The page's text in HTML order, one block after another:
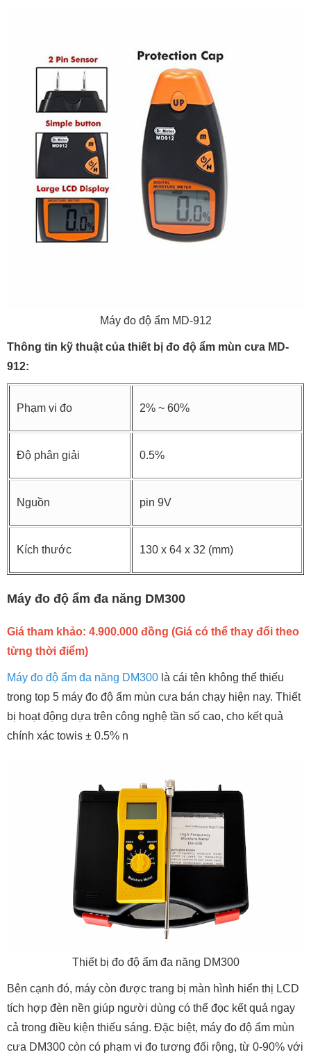
Máy đo độ ẩm MD-912
Thông tin kỹ thuật của thiết bị đo độ ẩm mùn cưa MD-
912:
Phạm vi đo 2% ~ 60%
Độ phân giải 0.5%
Nguồn pin 9V
Kích thước 130 x 64 x 32 (mm)
Máy đo độ ẩm đa năng DM300
Giá tham khảo: 4.900.000 đồng (Giá có thể thay đổi theo
từng thời điểm)
Máy đo độ ẩm đa năng DM300 là cái tên không thể thiếu
trong top 5 máy đo độ ẩm mùn cưa bán chạy hiện nay. Thiết
bị hoạt động dựa trên công nghệ tần số cao, cho kết quả
chính xác towis ± 0.5% n
Thiết bị đo độ ẩm đa năng DM300
Bên cạnh đó, máy còn được trang bị màn hình hiển thị LCD
tích hợp đèn nền giúp người dùng có thể đọc kết quả ngay
cả trong điều kiện thiếu sáng. Đặc biệt, máy đo độ ẩm mùn
cưa DM300 còn có phạm vi đo tương đối rộng, từ 0-90% với